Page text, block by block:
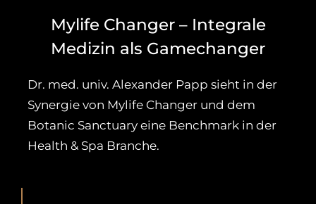
Mylife Changer – Integrale
Medizin als Gamechanger
Dr. med. univ. Alexander Papp sieht in der
Synergie von Mylife Changer und dem
Botanic Sanctuary eine Benchmark in der
Health & Spa Branche.